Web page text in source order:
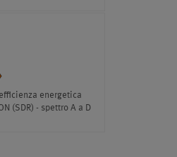
energetica
(SDR) - spettro A a D